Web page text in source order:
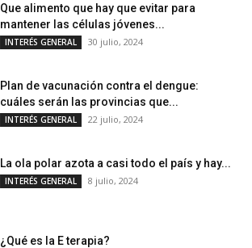
Que alimento que hay que evitar para
mantener las células jóvenes...
INTERÉS GENERAL 30 julio, 2024
Plan de vacunación contra el dengue:
cuáles serán las provincias que...
INTERÉS GENERAL 22 julio, 2024
La ola polar azota a casi todo el país y hay...
INTERÉS GENERAL 8 julio, 2024
¿Qué es la E terapia?